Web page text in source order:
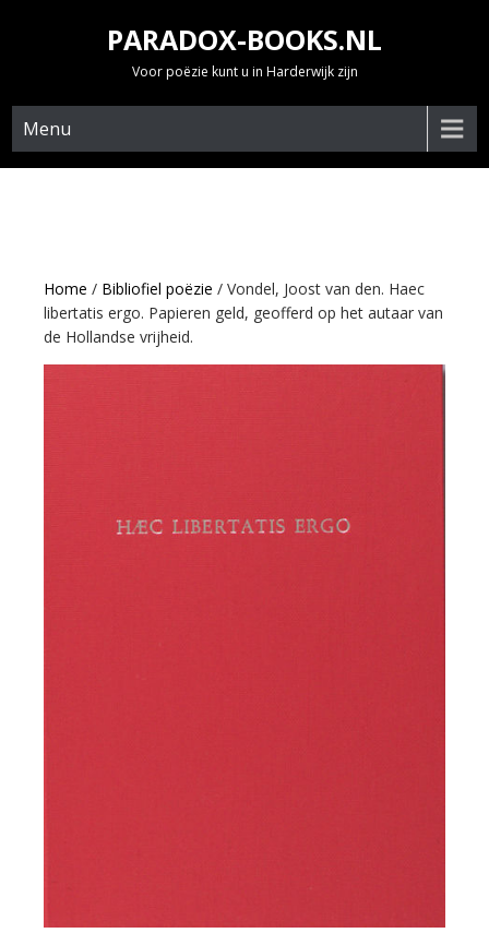
PARADOX-BOOKS.NL
Voor poëzie kunt u in Harderwijk zijn
Menu
Home / Bibliofiel poëzie / Vondel, Joost van den. Haec
libertatis ergo. Papieren geld, geofferd op het autaar van
de Hollandse vrijheid.